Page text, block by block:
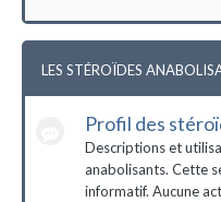
LES STÉROÏDES
Profil des
Descriptions et
anabolisants. Cette
informatif. Aucune